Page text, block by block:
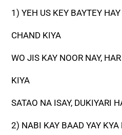
1) YEH US KEY BAYTEY
CHAND KIYA
WO JIS KAY NOOR NAY,
KIYA
SATAO NA ISAY, DUKIYARI
2) NABI KAY BAAD YAY